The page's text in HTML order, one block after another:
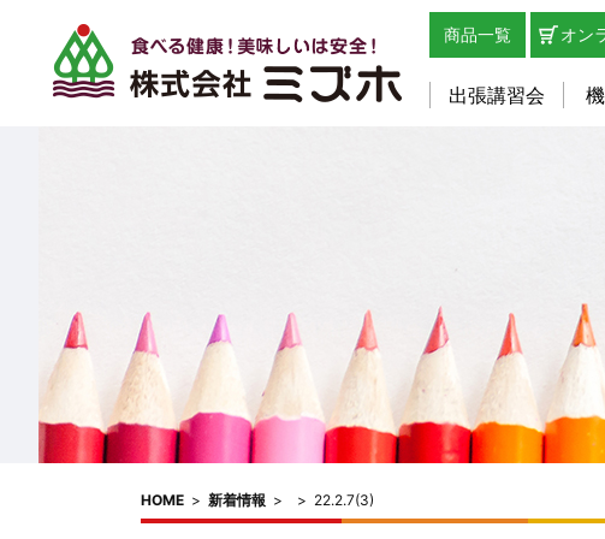
商品一覧 オン
出張講習会
HOME > 新着情報 > > 22.2.7(3)